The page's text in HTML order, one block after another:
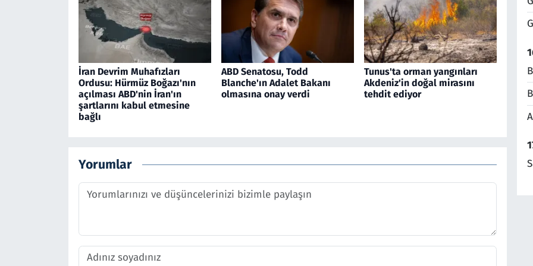
İran Devrim Muhafızları
Ordusu: Hürmüz Boğazı'nın
açılması ABD'nin İran'ın
şartlarını kabul etmesine
bağlı
ABD Senatosu, Todd
Blanche'ın Adalet Bakanı
olmasına onay verdi
Tunus'ta orman yangınları
Akdeniz'in doğal mirasını
tehdit ediyor
Yorumlar